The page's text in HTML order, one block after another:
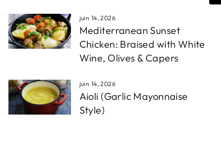
juin 14, 2026
Mediterranean Sunset
Chicken: Braised with White
Wine, Olives & Capers
juin 14, 2026
Aioli (Garlic Mayonnaise
Style)